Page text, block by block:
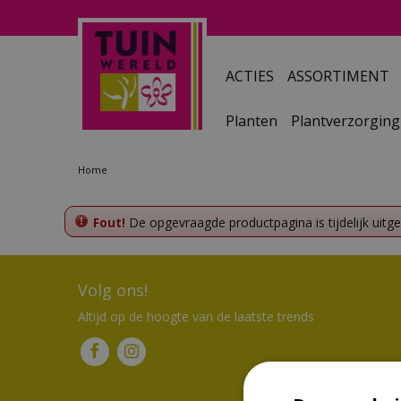
Home
ACTIES ASSORTIMENT
Planten Plantverzorging
Fout! De opgevraagde productpagina is tijdelijk
Volg ons!
Altijd op de hoogte van de laatste trends